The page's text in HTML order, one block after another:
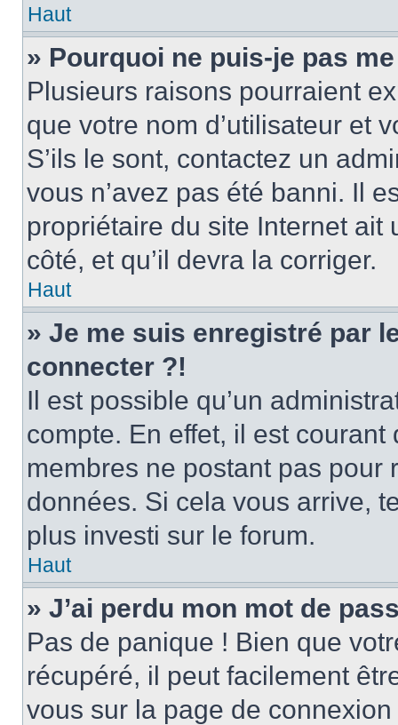
Haut
» Pourquoi ne puis-je pas
Plusieurs raisons pourraient
que votre nom d’utilisateur et
S’ils le sont, contactez un
vous n’avez pas été banni. Il
propriétaire du site Internet
côté, et qu’il devra la corriger.
Haut
» Je me suis enregistré par
connecter ?!
Il est possible qu’un
compte. En effet, il est
membres ne postant pas
données. Si cela vous arrive,
plus investi sur le forum.
Haut
» J’ai perdu mon mot de
Pas de panique ! Bien que
récupéré, il peut facilement
vous sur la page de